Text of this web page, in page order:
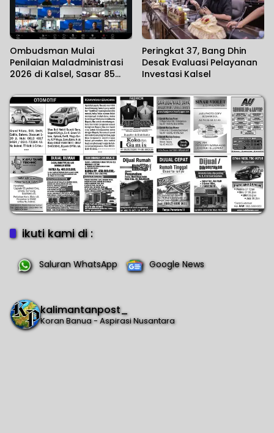
Ombudsman Mulai
Penilaian Maladministrasi
2026 di Kalsel, Sasar 85
Peringkat 37, Bang Dhin
Desak Evaluasi Pelayanan
Investasi Kalsel
ikuti kami di :
Saluran WhatsApp Google News
kalimantanpost_
Koran Banua - Aspirasi Nusantara